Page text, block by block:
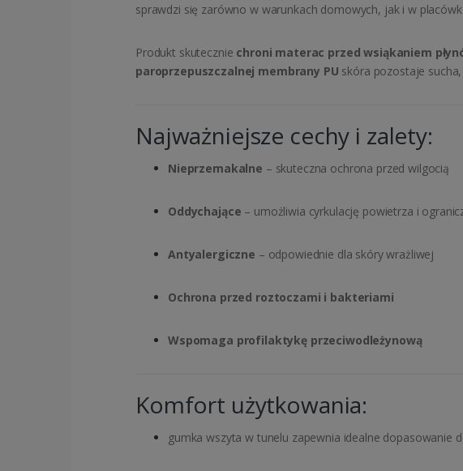
sprawdzi się zarówno w warunkach domowych, jak i w
Produkt skutecznie chroni materac przed wsiąkaniem
paroprzepuszczalnej membrany PU skóra pozostaje
Najważniejsze cechy i zalety:
Nieprzemakalne – skuteczna ochrona przed wilgocią
Oddychające – umożliwia cyrkulację powietrza i
Antyalergiczne – odpowiednie dla skóry wrażliwej
Ochrona przed roztoczami i bakteriami
Wspomaga profilaktykę przeciwodleżynową
Komfort użytkowania:
gumka wszyta w tunelu zapewnia idealne dopasowanie